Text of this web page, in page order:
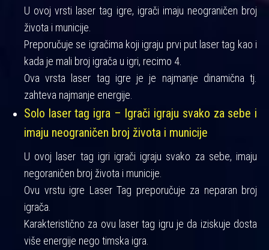
U ovoj vrsti laser tag igre, igrači imaju neograničen broj
života i municije.
Preporučuje se igračima koji igraju prvi put laser tag kao i
kada je mali broj igrača u igri, recimo 4.
Ova vrsta laser tag igre je je najmanje dinamična tj.
zahteva najmanje energije.
Solo laser tag igra – Igrači igraju svako za sebe i
imaju neograničen broj života i municije
U ovoj laser tag igri igrači igraju svako za sebe, imaju
negoraničen broj života i municije.
Ovu vrstu igre Laser Tag preporučuje za neparan broj
igrača.
Karakteristično za ovu laser tag igru je da iziskuje dosta
više energije nego timska igra.